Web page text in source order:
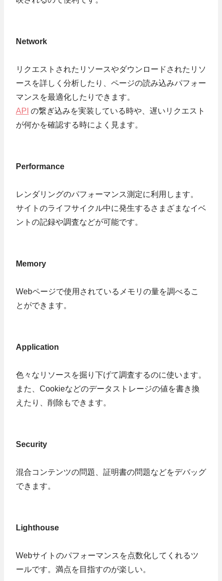
Network
リクエストされたリソースやダウンロードされたリソ
ースを詳しく分析したり、ページの読み込みパフォー
マンスを最適化したりできます。
API の繋ぎ込みを実装している時や、遅いリクエスト
が何かを確認する時によく見ます。
Performance
レンダリングのパフォーマンス測定に利用します。
サイトのライフサイクル中に発生するさまざまなイベ
ントの記録や調査などが可能です。
Memory
Webページで使用されているメモリの量を調べるこ
とができます。
Application
色々なリソースを掘り下げて調査するのに使います。
また、Cookieなどのデータストレージの値を書き換
えたり、削除もできます。
Security
混合コンテンツの問題、証明書の問題などをデバッグ
できます。
Lighthouse
Webサイトのパフォーマンスを点数化してくれるツ
ールです。満点を目指すのが楽しい。